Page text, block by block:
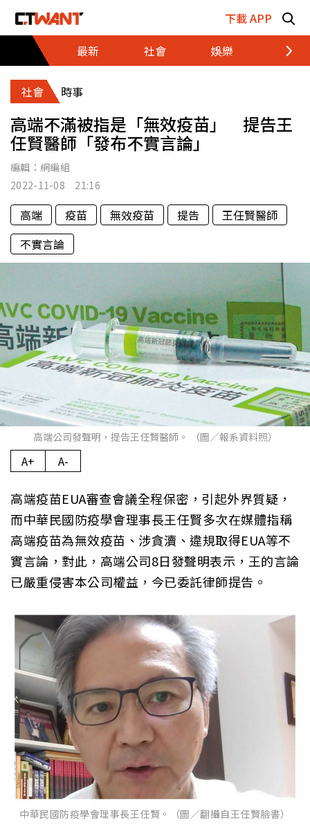
下載 APP
最新
社會 娛樂 財經
社會 時事
高端不滿被指是「無效疫苗」 提告王
任賢醫師「發布不實言論」
編輯： 網編組
2022-11-08 21:16
高端 疫苗 無效疫苗 提告
王任賢醫師
不實言論
高端公司發聲明，提告王任賢醫師。 （圖／報系資料照）
A+ A-
高端疫苗EUA審查會議全程保密，引起外界質疑，
而中華民國防疫學會理事長王任賢多次在媒體指稱
高端疫苗為無效疫苗、涉貪瀆、違規取得EUA等不
實言論，對此，高端公司8日發聲明表示，王的言論
已嚴重侵害本公司權益，今已委託律師提告。
中華民國防疫學會理事長王任賢。（圖／翻攝自王任賢臉書）